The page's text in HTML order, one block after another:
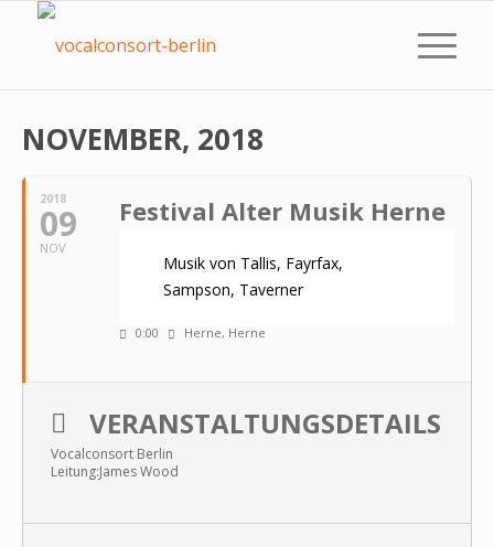
NOVEMBER, 2018
2018
09
NOV
Festival Alter Musik Herne
Musik von Tallis, Fayrfax,
Sampson, Taverner
0:00 Herne, Herne
VERANSTALTUNGSDETAILS
Vocalconsort Berlin
Leitung:James Wood